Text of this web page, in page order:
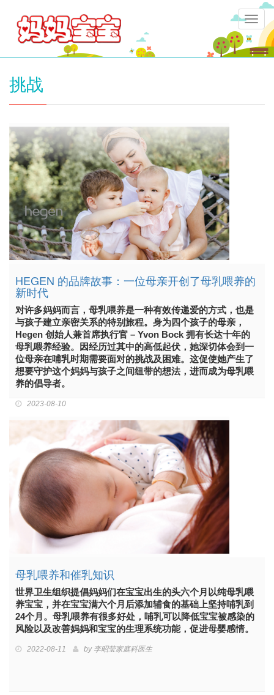
挑战
HEGEN 的品牌故事：一位母亲开创了母乳喂养的
新时代
对许多妈妈而言，母乳喂养是一种有效传递爱的方式，也是
与孩子建立亲密关系的特别旅程。身为四个孩子的母亲，
Hegen 创始人兼首席执行官 – Yvon Bock 拥有长达十年的
母乳喂养经验。因经历过其中的高低起伏，她深切体会到一
位母亲在哺乳时期需要面对的挑战及困难。这促使她产生了
想要守护这个妈妈与孩子之间纽带的想法，进而成为母乳喂
养的倡导者。
2023-08-10
母乳喂养和催乳知识
世界卫生组织提倡妈妈们在宝宝出生的头六个月以纯母乳喂
养宝宝，并在宝宝满六个月后添加辅食的基础上坚持哺乳到
24个月。母乳喂养有很多好处，哺乳可以降低宝宝被感染的
风险以及改善妈妈和宝宝的生理系统功能，促进母婴感情。
2022-08-11 by 李昭莹家庭科医生